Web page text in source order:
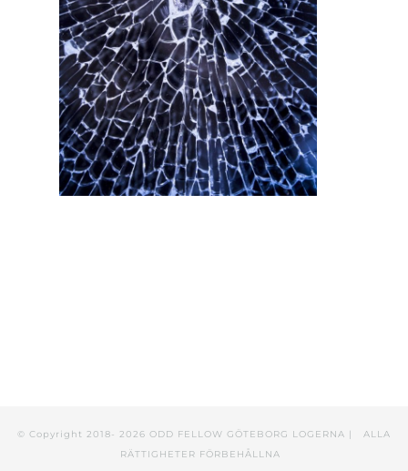
© Copyright 2018- 2026 ODD FELLOW GÖTEBORG LOGERNA | ALLA
RÄTTIGHETER FÖRBEHÅLLNA